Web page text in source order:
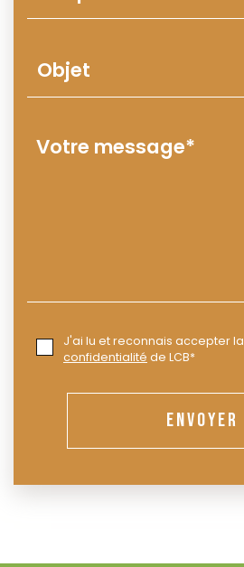
J'ai lu et reconnais accepter la
confidentialité de LCB*
ENVOYER